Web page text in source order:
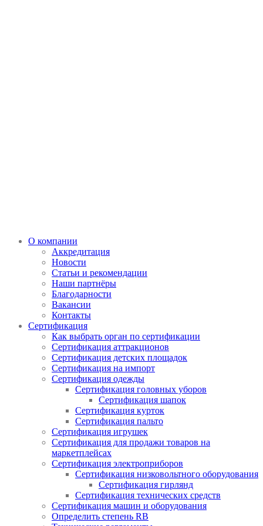
О компании
Аккредитация
Новости
Статьи и рекомендации
Наши партнёры
Благодарности
Вакансии
Контакты
Сертификация
Как выбрать орган по сертификации
Сертификация аттракционов
Сертификация детских площадок
Сертификация на импорт
Сертификация одежды
Сертификация головных уборов
Сертификация шапок
Сертификация курток
Сертификация пальто
Сертификация игрушек
Сертификация для продажи товаров на
маркетплейсах
Сертификация электроприборов
Сертификация низковольтного оборудования
Сертификация гирлянд
Сертификация технических средств
Сертификация машин и оборудования
Определить степень RB